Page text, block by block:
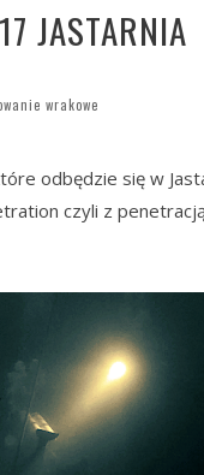
JASTARNIA
wrakowe
odbędzie się w
czyli z